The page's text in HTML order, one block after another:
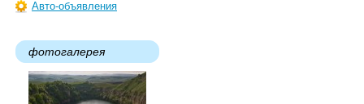
Авто-объявления
фотогалерея